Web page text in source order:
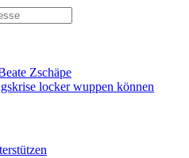
Zschäpe
locker wuppen können